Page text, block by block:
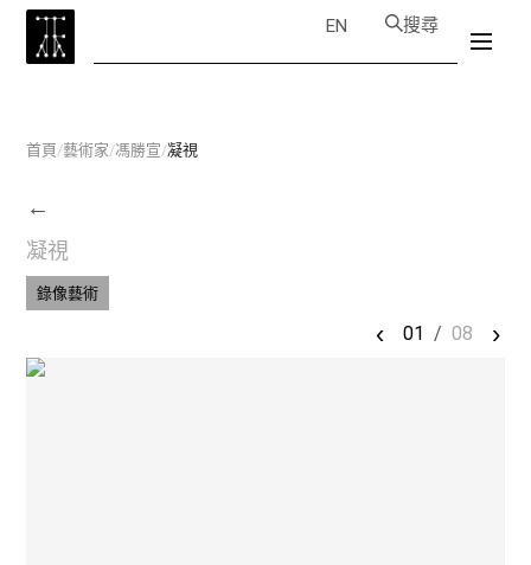
EN 搜尋
首頁/藝術家/馮勝宣/凝視
←
凝視
錄像藝術
‹ 01 / 08 ›